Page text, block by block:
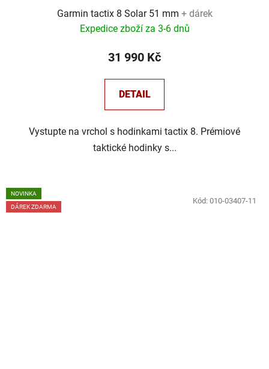
Garmin tactix 8 Solar 51 mm + dárek
Expedice zboží za 3-6 dnů
31 990 Kč
DETAIL
Vystupte na vrchol s hodinkami tactix 8. Prémiové
taktické hodinky s...
NOVINKA
DÁREK ZDARMA
Kód: 010-03407-11